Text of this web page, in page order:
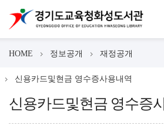
HOME 정보공개 재정공개
신용카드및현금 영수증사용내역
신용카드및현금 영수증